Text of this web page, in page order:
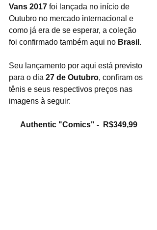
Vans 2017 foi lançada no início de
Outubro no mercado internacional e
como já era de se esperar, a coleção
foi confirmado também aqui no Brasil .
Seu lançamento por aqui está previsto
para o dia 27 de Outubro, confiram os
tênis e seus respectivos preços nas
imagens à seguir:
Authentic "Comics" -  R$349,99